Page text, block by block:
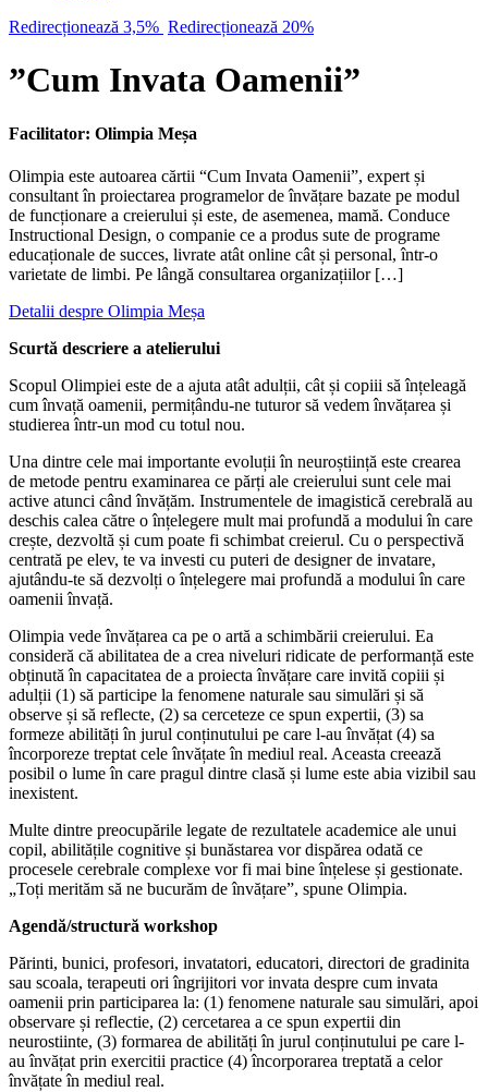
Redirecționează 3,5% Redirecționează 20%
”Cum Invata Oamenii”
Facilitator: Olimpia Meșa
Olimpia este autoarea cărtii “Cum Invata Oamenii”, expert și
consultant în proiectarea programelor de învățare bazate pe modul
de funcționare a creierului și este, de asemenea, mamă. Conduce
Instructional Design, o companie ce a produs sute de programe
educaționale de succes, livrate atât online cât și personal, într-o
varietate de limbi. Pe lângă consultarea organizațiilor […]
Detalii despre Olimpia Meșa
Scurtă descriere a atelierului
Scopul Olimpiei este de a ajuta atât adulții, cât și copiii să înțeleagă
cum învață oamenii, permițându-ne tuturor să vedem învățarea și
studierea într-un mod cu totul nou.
Una dintre cele mai importante evoluții în neuroștiință este crearea
de metode pentru examinarea ce părți ale creierului sunt cele mai
active atunci când învățăm. Instrumentele de imagistică cerebrală au
deschis calea către o înțelegere mult mai profundă a modului în care
crește, dezvoltă și cum poate fi schimbat creierul. Cu o perspectivă
centrată pe elev, te va investi cu puteri de designer de invatare,
ajutându-te să dezvolți o înțelegere mai profundă a modului în care
oamenii învață.
Olimpia vede învățarea ca pe o artă a schimbării creierului. Ea
consideră că abilitatea de a crea niveluri ridicate de performanță este
obținută în capacitatea de a proiecta învățare care invită copiii și
adulții (1) să participe la fenomene naturale sau simulări și să
observe și să reflecte, (2) sa cerceteze ce spun expertii, (3) sa
formeze abilități în jurul conținutului pe care l-au învățat (4) sa
încorporeze treptat cele învățate în mediul real. Aceasta creează
posibil o lume în care pragul dintre clasă și lume este abia vizibil sau
inexistent.
Multe dintre preocupările legate de rezultatele academice ale unui
copil, abilitățile cognitive și bunăstarea vor dispărea odată ce
procesele cerebrale complexe vor fi mai bine înțelese și gestionate.
„Toți merităm să ne bucurăm de învățare”, spune Olimpia.
Agendă/structură workshop
Părinti, bunici, profesori, invatatori, educatori, directori de gradinita
sau scoala, terapeuti ori îngrijitori vor invata despre cum invata
oamenii prin participarea la: (1) fenomene naturale sau simulări, apoi
observare și reflectie, (2) cercetarea a ce spun expertii din
neurostiinte, (3) formarea de abilități în jurul conținutului pe care l-
au învățat prin exercitii practice (4) încorporarea treptată a celor
învățate în mediul real.